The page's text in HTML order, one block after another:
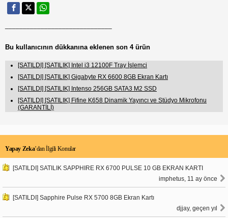
Bu kullanıcının dükkanına eklenen son 4 ürün
[SATILDI] [SATILIK] Intel i3 12100F Tray İşlemci
[SATILDI] [SATILIK] Gigabyte RX 6600 8GB Ekran Kartı
[SATILDI] [SATILIK] Intenso 256GB SATA3 M2 SSD
[SATILDI] [SATILIK] Fifine K658 Dinamik Yayıncı ve Stüdyo Mikrofonu
(GARANTİLİ)
Yapay Zeka’dan İlgili Konular
[SATILDI] SATILIK SAPPHIRE RX 6700 PULSE 10 GB EKRAN KARTI
imphetus, 11 ay önce
[SATILDI] Sapphire Pulse RX 5700 8GB Ekran Kartı
djjay, geçen yıl